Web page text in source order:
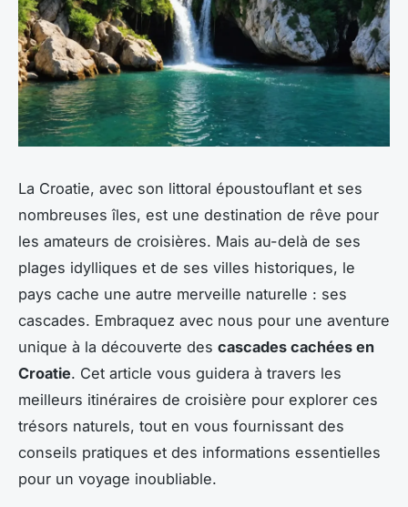
La Croatie, avec son littoral époustouflant et ses
nombreuses îles, est une destination de rêve pour
les amateurs de croisières. Mais au-delà de ses
plages idylliques et de ses villes historiques, le
pays cache une autre merveille naturelle : ses
cascades. Embraquez avec nous pour une aventure
unique à la découverte des cascades cachées en
Croatie. Cet article vous guidera à travers les
meilleurs itinéraires de croisière pour explorer ces
trésors naturels, tout en vous fournissant des
conseils pratiques et des informations essentielles
pour un voyage inoubliable.